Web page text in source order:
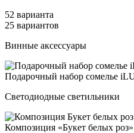
52 варианта
25 вариантов
Винные аксессуары
Пода­роч­ный на­бор со­мелье
Светодиодные светильники
Ком­по­зи­ция «Букет бе­лых